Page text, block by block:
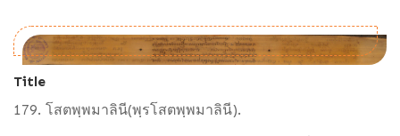
Title
179. โสตพฺพมาลินี(พฺรโสตพฺพมาลินี).